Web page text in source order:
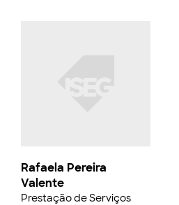
Rafaela Pereira
Valente
Prestação de Serviços